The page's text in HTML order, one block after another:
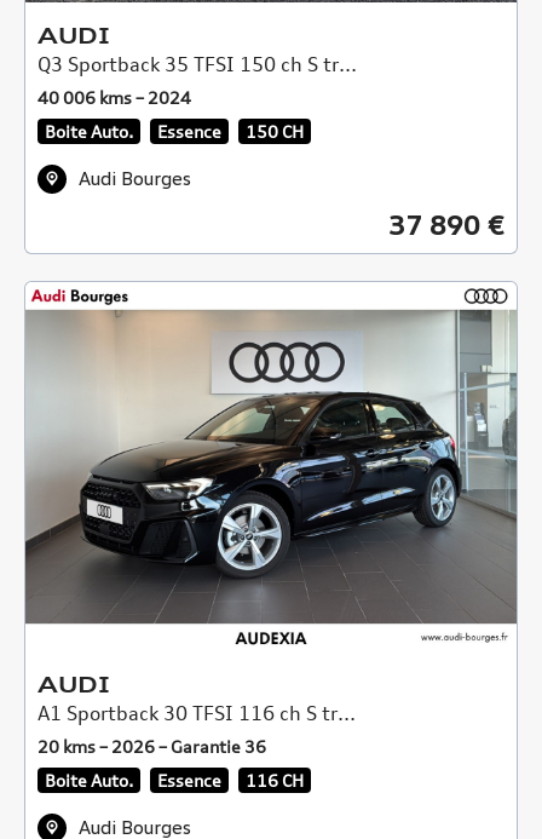
AUDI
Q3 Sportback 35 TFSI 150 ch S tr...
40 006 kms – 2024
Boite Auto.
Essence 150 CH
Audi Bourges
37 890 €
AUDI
A1 Sportback 30 TFSI 116 ch S tr...
20 kms – 2026 – Garantie 36
Boite Auto.
Essence 116 CH
Audi Bourges